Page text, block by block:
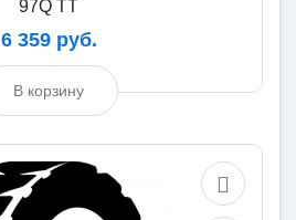
97Q TT
6 359 руб.
В корзину